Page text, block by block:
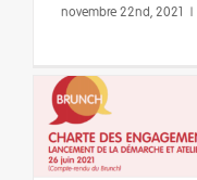
novembre 22nd, 2021 |